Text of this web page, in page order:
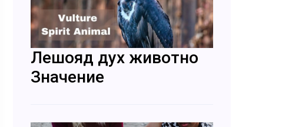
Лешояд дух животно
Значение